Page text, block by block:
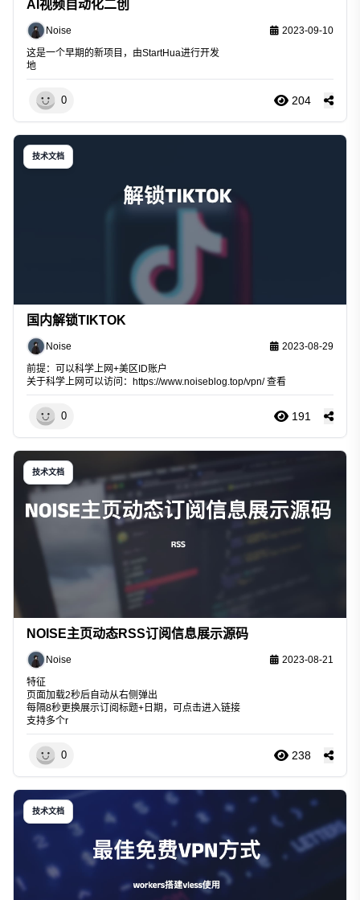
AI视频自动化二创
Noise
2023-09-10
这是一个早期的新项目，由StartHua进行开发
地
0 204
技术文档
国内解锁TIKTOK
Noise
2023-08-29
前提：可以科学上网+美区ID账户
关于科学上网可以访问： https://www.noiseblog.top/vpn/查看
0 191
技术文档
NOISE主页动态RSS订阅信息展示源码
Noise
2023-08-21
特征
页面加载2秒后自动从右侧弹出
每隔8秒更换展示订阅标题+日期，可点击进入链接
支持多个r
0 238
技术文档